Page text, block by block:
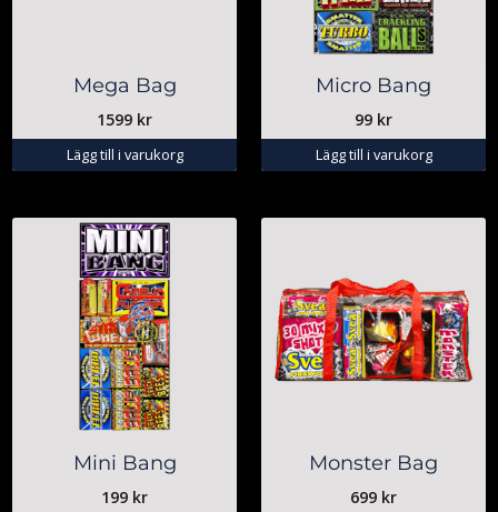
Mega Bag
1599 kr
Lägg till i varukorg
Micro Bang
99 kr
Lägg till i varukorg
Mini Bang
199 kr
Monster Bag
699 kr